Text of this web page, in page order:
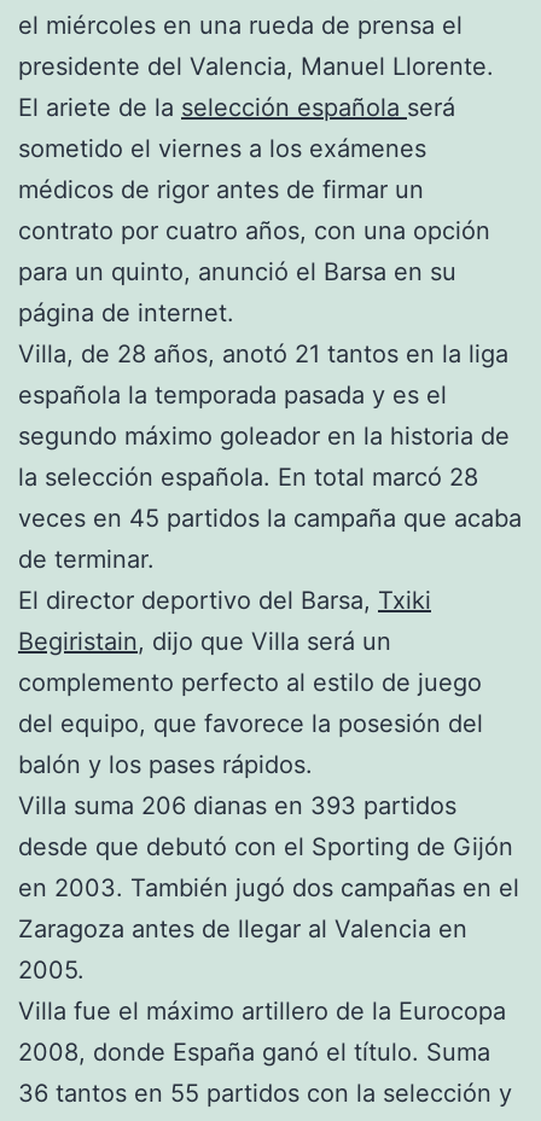
el miércoles en una rueda de prensa el
presidente del Valencia, Manuel Llorente.
El ariete de la selección española será
sometido el viernes a los exámenes
médicos de rigor antes de firmar un
contrato por cuatro años, con una opción
para un quinto, anunció el Barsa en su
página de internet.
Villa, de 28 años, anotó 21 tantos en la liga
española la temporada pasada y es el
segundo máximo goleador en la historia de
la selección española. En total marcó 28
veces en 45 partidos la campaña que acaba
de terminar.
El director deportivo del Barsa, Txiki
Begiristain, dijo que Villa será un
complemento perfecto al estilo de juego
del equipo, que favorece la posesión del
balón y los pases rápidos.
Villa suma 206 dianas en 393 partidos
desde que debutó con el Sporting de Gijón
en 2003. También jugó dos campañas en el
Zaragoza antes de llegar al Valencia en
2005.
Villa fue el máximo artillero de la Eurocopa
2008, donde España ganó el título. Suma
36 tantos en 55 partidos con la selección y